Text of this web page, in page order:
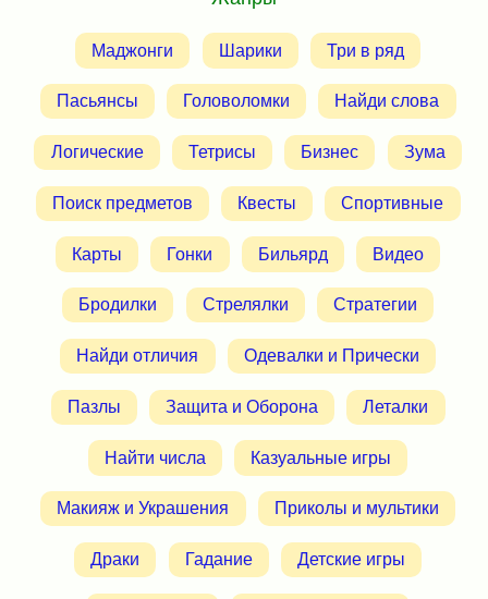
Маджонги Шарики Три в ряд
Пасьянсы Головоломки Найди слова
Логические Тетрисы Бизнес Зума
Поиск предметов Квесты Спортивные
Карты Гонки Бильярд Видео
Бродилки Стрелялки Стратегии
Найди отличия Одевалки и Прически
Пазлы Защита и Оборона Леталки
Найти числа Казуальные игры
Макияж и Украшения Приколы и мультики
Драки Гадание Детские игры